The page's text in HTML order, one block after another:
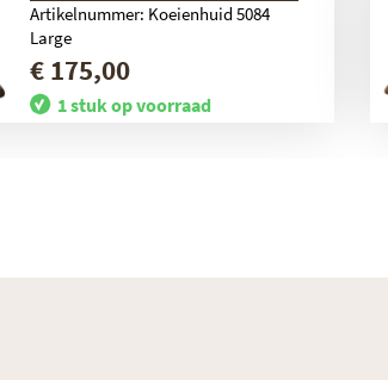
Artikelnummer: Koeienhuid 5084
Large
€ 175,00
1 stuk op voorraad